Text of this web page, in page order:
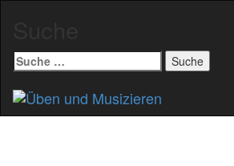
Suche
nach: